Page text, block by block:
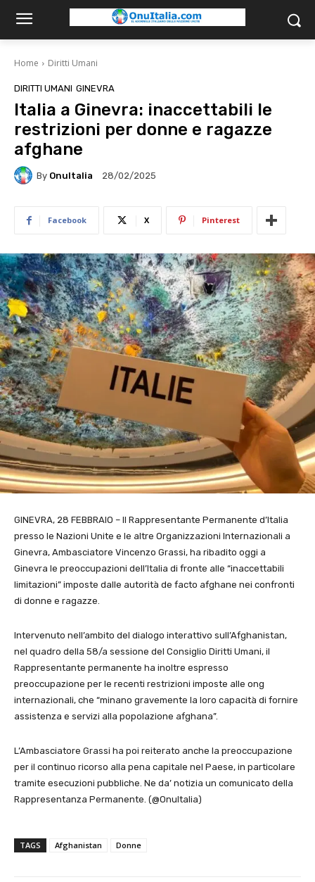
Home Diritti Umani
DIRITTI UMANI GINEVRA
Italia a Ginevra: inaccettabili le
restrizioni per donne e ragazze
afghane
By OnuItalia 28/02/2025
Facebook X Pinterest
GINEVRA, 28 FEBBRAIO – Il Rappresentante Permanente d’Italia
presso le Nazioni Unite e le altre Organizzazioni Internazionali a
Ginevra, Ambasciatore Vincenzo Grassi, ha ribadito oggi a
Ginevra le preoccupazioni dell’Italia di fronte alle “inaccettabili
limitazioni” imposte dalle autorità de facto afghane nei confronti
di donne e ragazze.
Intervenuto nell’ambito del dialogo interattivo sull’Afghanistan,
nel quadro della 58/a sessione del Consiglio Diritti Umani, il
Rappresentante permanente ha inoltre espresso
preoccupazione per le recenti restrizioni imposte alle ong
internazionali, che “minano gravemente la loro capacità di fornire
assistenza e servizi alla popolazione afghana”.
L’Ambasciatore Grassi ha poi reiterato anche la preoccupazione
per il continuo ricorso alla pena capitale nel Paese, in particolare
tramite esecuzioni pubbliche. Ne da’ notizia un comunicato della
Rappresentanza Permanente. (@OnuItalia)
TAGS Afghanistan Donne